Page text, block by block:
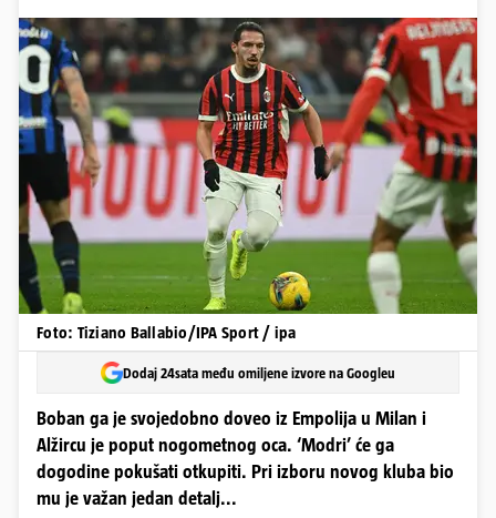
Foto: Tiziano Ballabio/IPA Sport / ipa
Dodaj 24sata među omiljene izvore na Googleu
Boban ga je svojedobno doveo iz Empolija u Milan i
Alžircu je poput nogometnog oca. ‘Modri’ će ga
dogodine pokušati otkupiti. Pri izboru novog kluba bio
mu je važan jedan detalj...